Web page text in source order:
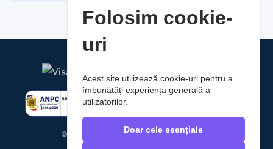
© 2026 RaoAuto. Toate drepturile rezervate.
Folosim cookie-
uri
Acest site utilizează cookie-uri pentru a
îmbunătăți experiența generală a
utilizatorilor.
Doar cele esențiale